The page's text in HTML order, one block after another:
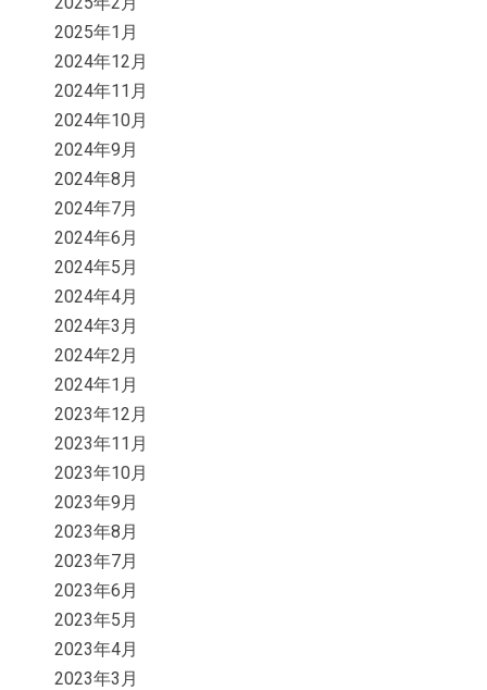
2025年1月
2024年12月
2024年11月
2024年10月
2024年9月
2024年8月
2024年7月
2024年6月
2024年5月
2024年4月
2024年3月
2024年2月
2024年1月
2023年12月
2023年11月
2023年10月
2023年9月
2023年8月
2023年7月
2023年6月
2023年5月
2023年4月
2023年3月